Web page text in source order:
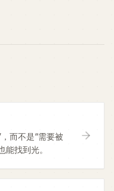
而不是“需要被
找到光。